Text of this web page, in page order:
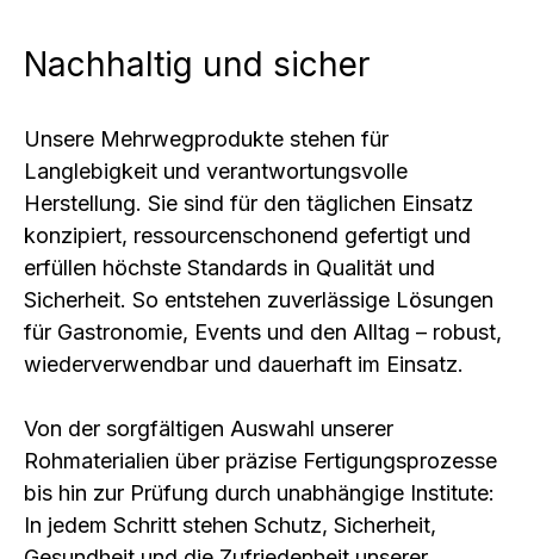
Nachhaltig und sicher
Unsere Mehrwegprodukte stehen für
Langlebigkeit und verantwortungsvolle
Herstellung. Sie sind für den täglichen Einsatz
konzipiert, ressourcenschonend gefertigt und
erfüllen höchste Standards in Qualität und
Sicherheit. So entstehen zuverlässige Lösungen
für Gastronomie, Events und den Alltag – robust,
wiederverwendbar und dauerhaft im Einsatz.
Von der sorgfältigen Auswahl unserer
Rohmaterialien über präzise Fertigungsprozesse
bis hin zur Prüfung durch unabhängige Institute:
In jedem Schritt stehen Schutz, Sicherheit,